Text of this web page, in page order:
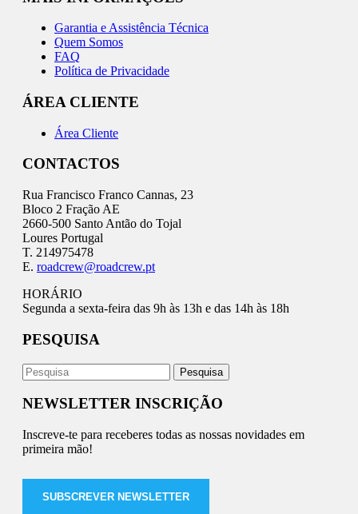
Garantia e Assistência Técnica
Quem Somos
FAQ
Política de Privacidade
ÁREA CLIENTE
Área Cliente
CONTACTOS
Rua Francisco Franco Cannas, 23
Bloco 2 Fração AE
2660-500 Santo Antão do Tojal
Loures Portugal
T. 214975478
E. roadcrew@roadcrew.pt
HORÁRIO
Segunda a sexta-feira das 9h às 13h e das 14h às 18h
PESQUISA
NEWSLETTER INSCRIÇÃO
Inscreve-te para receberes todas as nossas novidades em
primeira mão!
SUBSCREVER NEWSLETTER